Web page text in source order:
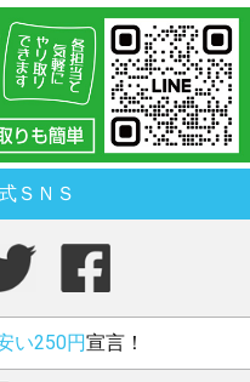
ＳＮＳ
い250円宣言！